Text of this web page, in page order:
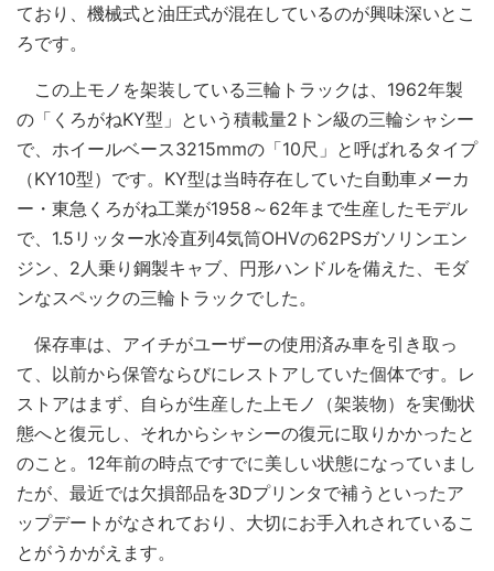
ており、機械式と油圧式が混在しているのが興味深いとこ
ろです。
この上モノを架装している三輪トラックは、1962年製
の「くろがねKY型」という積載量2トン級の三輪シャシー
で、ホイールベース3215mmの「10尺」と呼ばれるタイプ
（KY10型）です。KY型は当時存在していた自動車メーカ
ー・東急くろがね工業が1958～62年まで生産したモデル
で、1.5リッター水冷直列4気筒OHVの62PSガソリンエン
ジン、2人乗り鋼製キャブ、円形ハンドルを備えた、モダ
ンなスペックの三輪トラックでした。
保存車は、アイチがユーザーの使用済み車を引き取っ
て、以前から保管ならびにレストアしていた個体です。レ
ストアはまず、自らが生産した上モノ（架装物）を実働状
態へと復元し、それからシャシーの復元に取りかかったと
のこと。12年前の時点ですでに美しい状態になっていまし
たが、最近では欠損部品を3Dプリンタで補うといったア
ップデートがなされており、大切にお手入れされているこ
とがうかがえます。